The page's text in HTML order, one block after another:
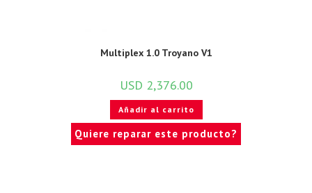
Multiplex 1.0 Troyano V1
USD 2,376.00
Añadir al carrito
Quiere reparar este producto?